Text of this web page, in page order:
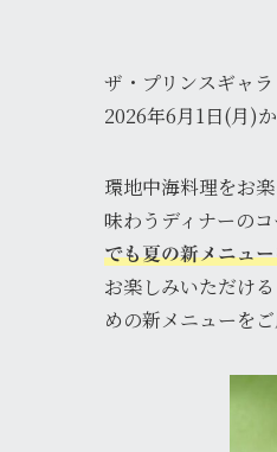
ザ・プリンスギャ
2026年6月1日(月)
環地中海料理をお
味わうディナーのコ
でも夏の新メニュ
お楽しみいただけ
めの新メニューをご